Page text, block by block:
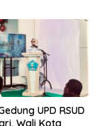
UPD RSUD
Wali Kota